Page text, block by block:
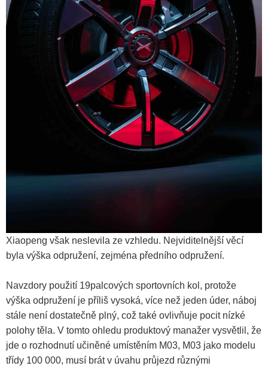
Xiaopeng však neslevila ze vzhledu. Nejviditelnější věcí
byla výška odpružení, zejména předního odpružení.
Navzdory použití 19palcových sportovních kol, protože
výška odpružení je příliš vysoká, více než jeden úder, náboj
stále není dostatečně plný, což také ovlivňuje pocit nízké
polohy těla. V tomto ohledu produktový manažer vysvětlil, že
jde o rozhodnutí učiněné umístěním M03, M03 jako modelu
třídy 100 000, musí brát v úvahu průjezd různými